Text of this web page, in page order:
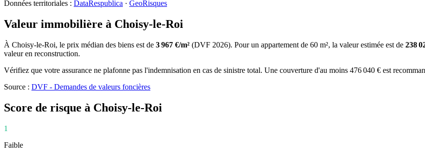
Données territoriales : DataRespublica · GeoRisques
Valeur immobilière à Choisy-le-Roi
À Choisy-le-Roi, le prix médian des biens est de 3 967 €/m² (DVF 2026). Pour un appartement de 60 m², la valeur estimée est de 238
valeur en reconstruction.
Vérifiez que votre assurance ne plafonne pas l'indemnisation en cas de sinistre total. Une couverture d'au moins 476 040 € est
Source : DVF - Demandes de valeurs foncières
Score de risque à Choisy-le-Roi
1
Faible